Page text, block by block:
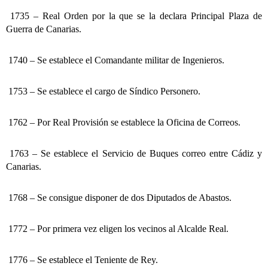
1735 – Real Orden por la que se la declara Principal Plaza de
Guerra de Canarias.
1740 – Se establece el Comandante militar de Ingenieros.
1753 – Se establece el cargo de Síndico Personero.
1762 – Por Real Provisión se establece la Oficina de Correos.
1763 – Se establece el Servicio de Buques correo entre Cádiz y
Canarias.
1768 – Se consigue disponer de dos Diputados de Abastos.
1772 – Por primera vez eligen los vecinos al Alcalde Real.
1776 – Se establece el Teniente de Rey.